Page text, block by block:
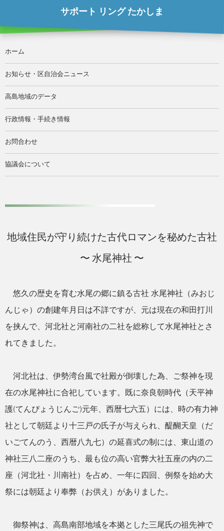
サポート リング たかしま
ホーム
お知らせ・区自治会ニュース
高島地域のデータ
行政情報・手続き情報
お問合わせ
協議会について
地域住民が守り続けた古代ロマンを秘めた古社
〜 水尾神社 〜
悠久の歴史を育む水尾の郷に鎮る古社 水尾神社（みおじ
んじゃ）の創建年月日は不詳ですが、元は現在の和田打川
を挟んで、河北社と河南社の二社を総称して水尾神社とさ
れてきました。
河北社は、伊勢湾台風で社殿が倒壊した為、ご祭神を現
在の水尾神社に合祀しています。既に奈良朝時代（天平神
護(てんぴょうじんご)元年、西暦七六五）には、時の有力神
社として朝廷より十三戸の氏子が与えられ、醍醐天皇（だ
いごてんのう、西暦八九七）の延喜式の制には、東山道の
神社三八二座のうち、最も位の高い官弊大社五座の内の二
座（河北社・川南社）を占め、一年に四回、例祭を始め大
祭には朝廷より奉弊（お供え）がありました。
御祭神は、高島南部地域を本拠とした三尾氏の祖先神で